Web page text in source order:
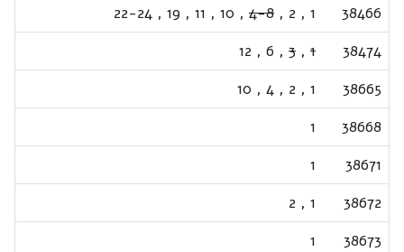
38466
1
,
2
,
4-8
,
10
,
11
,
19
,
22-24
38474
1
,
3
,
6
,
12
38665
1
,
2
,
4
,
10
38668
1
38671
1
38672
1
,
2
38673
1